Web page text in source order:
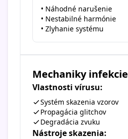
• Náhodné narušenie
• Nestabilné harmónie
• Zlyhanie systému
Mechaniky infekcie
Vlastnosti vírusu:
Systém skazenia vzorov
Propagácia glitchov
Degradácia zvuku
Nástroje skazenia: